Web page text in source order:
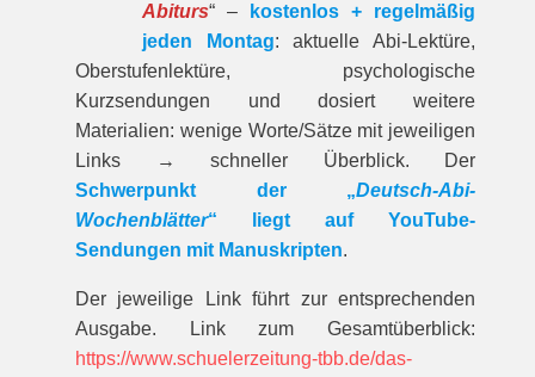
Abiturs“ –
kostenlos + regelmäßig
jeden Montag: aktuelle Abi-Lektüre,
Oberstufenlektüre, psychologische
Kurzsendungen und dosiert weitere
Materialien: wenige Worte/Sätze mit jeweiligen
Links → schneller Überblick. Der
Schwerpunkt der „Deutsch-Abi-
Wochenblätter“ liegt auf YouTube-
Sendungen mit Manuskripten.
Der jeweilige Link führt zur entspre­chenden
Ausgabe. Link zum Gesamt­über­blick:
https://www.schuelerzeitung-tbb.de/das-